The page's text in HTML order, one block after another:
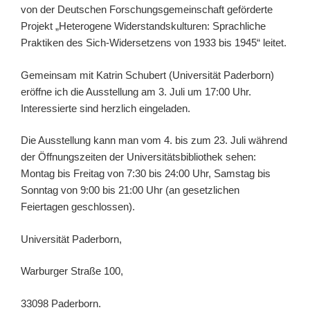
von der Deutschen Forschungsgemeinschaft geförderte
Projekt „Heterogene Widerstandskulturen: Sprachliche
Praktiken des Sich-Widersetzens von 1933 bis 1945“ leitet.
Gemeinsam mit Katrin Schubert (Universität Paderborn)
eröffne ich die Ausstellung am 3. Juli um 17:00 Uhr.
Interessierte sind herzlich eingeladen.
Die Ausstellung kann man vom 4. bis zum 23. Juli während
der Öffnungszeiten der Universitätsbibliothek sehen:
Montag bis Freitag von 7:30 bis 24:00 Uhr, Samstag bis
Sonntag von 9:00 bis 21:00 Uhr (an gesetzlichen
Feiertagen geschlossen).
Universität Paderborn,
Warburger Straße 100,
33098 Paderborn.